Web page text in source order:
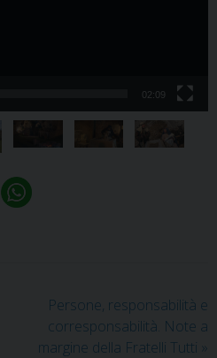
02:09
Persone, responsabilità e
corresponsabilità. Note a
margine della Fratelli Tutti »